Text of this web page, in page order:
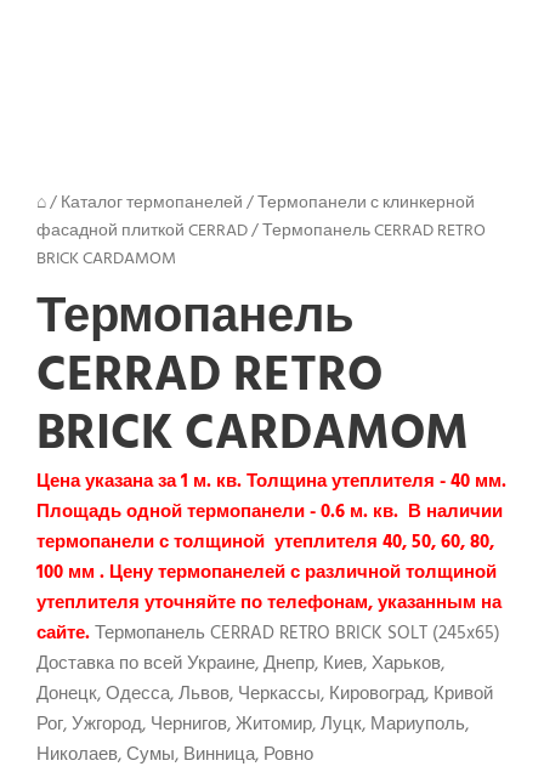
⌂/Каталог термопанелей/Термопанели с клинкерной
фасадной плиткой CERRAD/Термопанель CERRAD RETRO
BRICK CARDAMOM
Термопанель
CERRAD RETRO
BRICK CARDAMOM
Цена указана за 1 м. кв. Толщина утеплителя - 40 мм.
Площадь одной термопанели - 0.6 м. кв. В наличии
термопанели с толщиной утеплителя 40, 50, 60, 80,
100 мм . Цену термопанелей с различной толщиной
утеплителя уточняйте по телефонам, указанным на
сайте.Термопанель CERRAD RETRO BRICK SOLT (245x65)
Доставка по всей Украине, Днепр, Киев, Харьков,
Донецк, Одесса, Львов, Черкассы, Кировоград, Кривой
Рог, Ужгород, Чернигов, Житомир, Луцк, Мариуполь,
Николаев, Сумы, Винница, Ровно